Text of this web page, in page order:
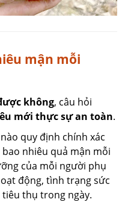
mận mỗi
không, câu hỏi
mới thực sự an toàn.
quy định chính xác
nhiêu quả mận mỗi
của mỗi người phụ
động, tình trạng sức
thụ trong ngày.